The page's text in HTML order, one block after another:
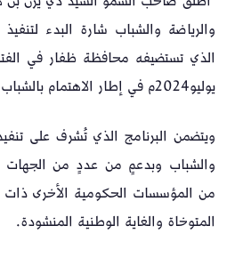
والرياضة والشباب شارة البدء
يوليو2024م في إطار الاهتمام بالشباب العُماني.
ويتضمن البرنامج الذي تُشرف على
والشباب وبدعمٍ من عددٍ من الجهات
من المؤسسات الحكومية الأخرى ذات
المتوخاة والغاية الوطنية المنشودة.